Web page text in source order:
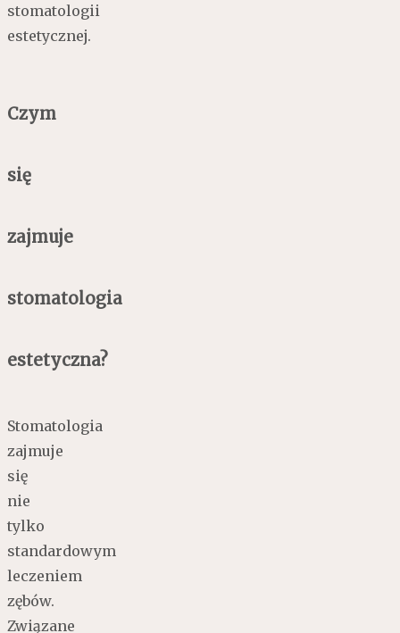
stomatologii
estetycznej.
Czym
się
zajmuje
stomatologia
estetyczna?
Stomatologia
zajmuje
się
nie
tylko
standardowym
leczeniem
zębów.
Związane